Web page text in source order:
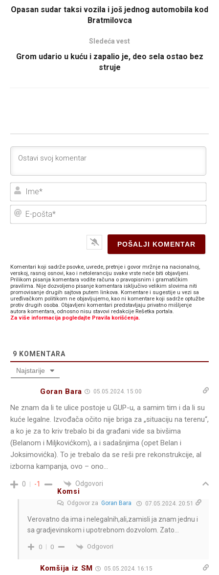
Opasan sudar taksi vozila i još jednog automobila kod
Bratmilovca
Sledeća vest
Grom udario u kuću i zapalio je, deo sela ostao bez
struje
E-
Komentari koji sadrže psovke, uvrede, pretnje i govor mržnje na nacionalnoj,
verskoj, rasnoj osnovi, kao i netoleranciju svake vrste neće biti objavljeni.
Prilikom pisanja komentara vodite računa o pravopisnim i gramatičkim
pravilima. Nije dozvoljeno pisanje komentara isključivo velikim slovima niti
promovisanje drugih sajtova putem linkova. Komentare i sugestije u vezi sa
uređivačkom politikom ne objavljujemo, kao ni komentare koji sadrže optužbe
protiv drugih osoba. Objavljeni komentari predstavljaju privatno mišljenje
autora komentara, odnosno nisu stavovi redakcije Rešetka portala.
Za više informacija pogledajte Pravila korišćenja.
9 KOMENTARA
Najstarije
Goran Bara 05.05.2024. 15:00
Ne znam da li te ulice postoje u GUP-u, a samim tim i da li su
kuće legalne. Izvođača očito nije briga za „situaciju na terenu“,
a ko je za to kriv trebalo bi da građani vide sa bivšima
(Belanom i Miljkovićkom), a i sadašnjima (opet Belan i
Joksimovićka). To je trebalo da se reši pre rekonstrukcije, al
izborna kampanja, ovo – ono…
0 -1
Odgovori
Komsi
Odgovor za Goran Bara 07.05.2024. 20:51
Verovatno da ima i nelegalnih,ali,zamisli ja znam jednu i
sa gradjevinskom i upotrebnom dozvolom. Zato…
0 0 Odgovori
Komšija iz SM 05.05.2024. 16:15